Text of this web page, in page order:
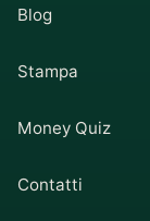
Blog
Stampa
Money Quiz
Contatti